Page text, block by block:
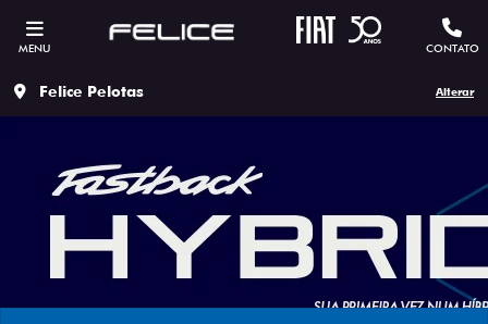
MENU CONTATO
Felice Pelotas Alterar